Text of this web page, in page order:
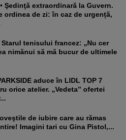
• Şedinţă extraordinară la Guvern.
ordinea de zi: în caz de urgență,
nimănui să mă bucur de ultimele
orice atelier. „Vedeta” ofertei
Imagini tari cu Gina Pistol,...